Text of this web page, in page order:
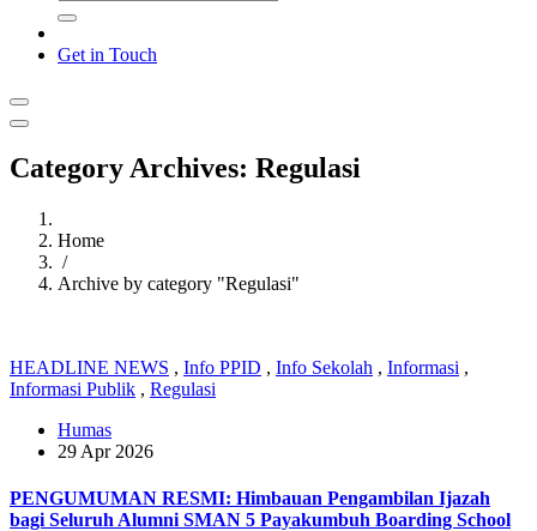
Get in Touch
Category Archives: Regulasi
Home
/
Archive by category "Regulasi"
HEADLINE NEWS , Info PPID , Info Sekolah , Informasi ,
Informasi Publik , Regulasi
Humas
29 Apr 2026
PENGUMUMAN RESMI: Himbauan Pengambilan Ijazah
bagi Seluruh Alumni SMAN 5 Payakumbuh Boarding School